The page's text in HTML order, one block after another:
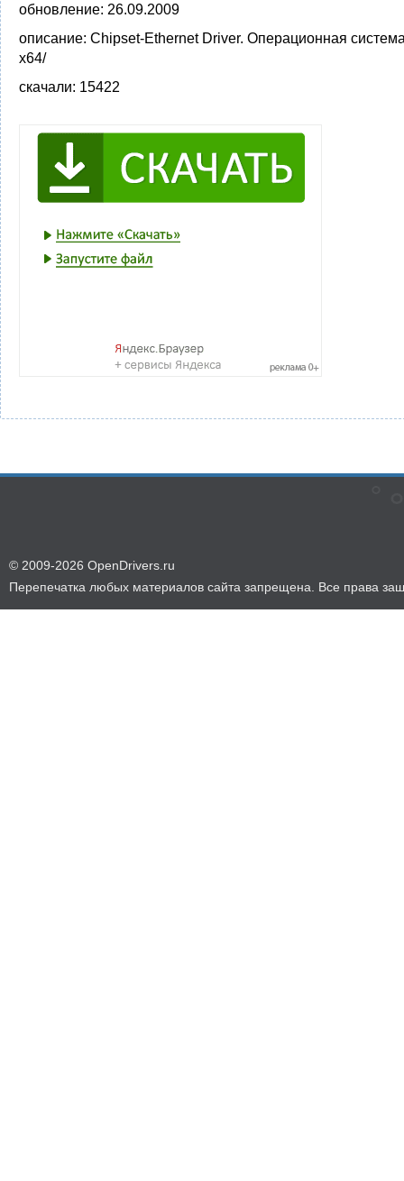
обновление: 26.09.2009
описание: Chipset-Ethernet Driver. Операционная
x64/
скачали: 15422
© 2009-2026 OpenDrivers.ru
Перепечатка любых материалов сайта запрещена. Все права